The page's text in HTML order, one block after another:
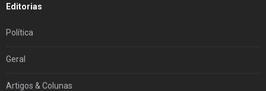
Editorias
Política
Geral
Artigos & Colunas